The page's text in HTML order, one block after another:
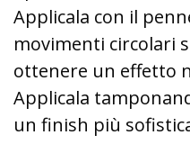
Applicala con il
movimenti circolari
ottenere un effetto
Applicala
un finish più